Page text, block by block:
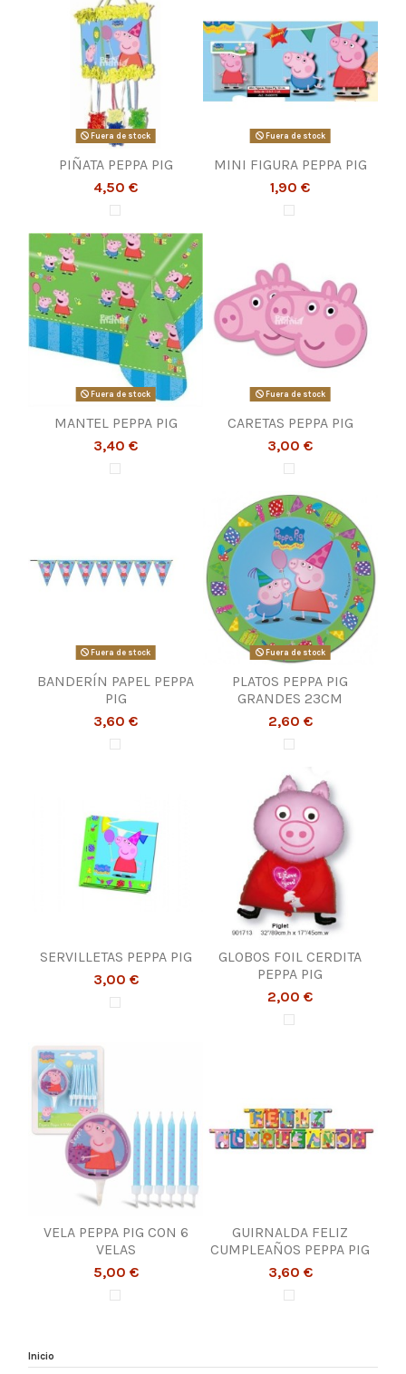
Fuera de stock
PIÑATA PEPPA PIG
4,50 €
Fuera de stock
MINI FIGURA PEPPA PIG
1,90 €
Fuera de stock
MANTEL PEPPA PIG
3,40 €
Fuera de stock
CARETAS PEPPA PIG
3,00 €
Fuera de stock
BANDERÍN PAPEL PEPPA
PIG
3,60 €
Fuera de stock
PLATOS PEPPA PIG
GRANDES 23CM
2,60 €
SERVILLETAS PEPPA PIG
3,00 €
GLOBOS FOIL CERDITA
PEPPA PIG
2,00 €
VELA PEPPA PIG CON 6
VELAS
5,00 €
GUIRNALDA FELIZ
CUMPLEAÑOS PEPPA PIG
3,60 €
Inicio